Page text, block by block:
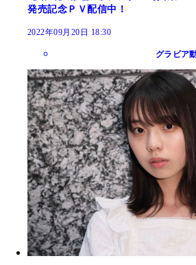
発売記念ＰＶ配信中！
2022年09月20日 18:30
グラビア